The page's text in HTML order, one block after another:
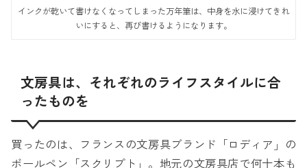
インクが乾いて書けなくなってしまった万年筆は、中身を水に浸けてきれ
いにすると、再び書けるようになります。
文房具は、それぞれのライフスタイルに合
ったものを
買ったのは、フランスの文房具ブランド「ロディア」の
ボールペン「スクリプト」。地元の文房具店で何十本も